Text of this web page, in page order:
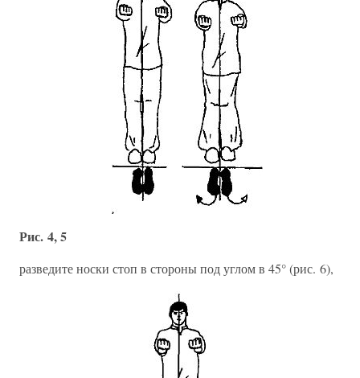
Рис. 4, 5
разведите носки стоп в стороны под углом в 45° (рис. 6),